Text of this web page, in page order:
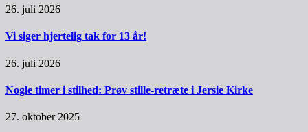
26. juli 2026
Vi siger hjertelig tak for 13 år!
26. juli 2026
Nogle timer i stilhed: Prøv stille-retræte i Jersie Kirke
27. oktober 2025